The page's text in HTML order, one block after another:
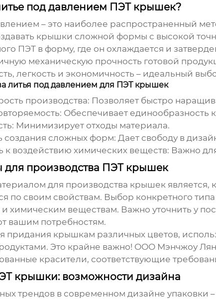
под давлением ПЭТ крышек?
– это наиболее распространенный
крышки сложной формы с высокой
ПЭТ в форму, где он охлаждается и
механическую прочность готовой
легкость и экономичность – идеальный
литья под давлением для ПЭТ крышек
производства: Позволяет быстро
Обеспечивает единообразность
Минимизирует отходы материала.
создания сложных форм: Дает свободу в
к воздействию химических веществ: Важно
для производства ПЭТ крышек
для производства крышек является,
по своим свойствам. Выбор конкретного
химическим веществам. Важно уточнить у
вашим потребностям.
придания крышкам различных цветов,
Это крайне важно! ООО Мэнчжоу
красители, соответствующие
крышки: возможности дизайна
трендов в современном дизайне